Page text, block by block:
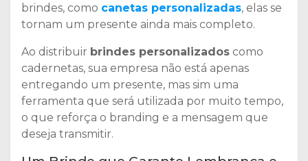
brindes, como canetas personalizadas, elas se
tornam um presente ainda mais completo.
Ao distribuir brindes personalizados como
cadernetas, sua empresa não está apenas
entregando um presente, mas sim uma
ferramenta que será utilizada por muito tempo,
o que reforça o branding e a mensagem que
deseja transmitir.